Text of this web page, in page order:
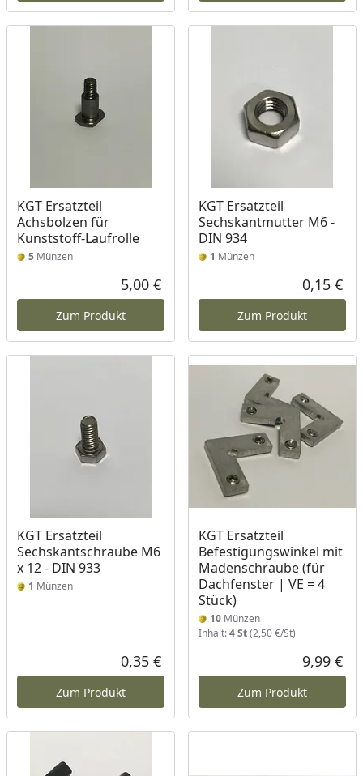
KGT Ersatzteil
Achsbolzen für
Kunststoff-Laufrolle
5 Münzen
Aktueller Preis
5,00 €
Zum Produkt
KGT Ersatzteil
Sechskantmutter M6 -
DIN 934
1 Münzen
0,15 €
Zum Produkt
KGT Ersatzteil
Sechskantschraube M6
x 12 - DIN 933
1 Münzen
Aktueller Preis
0,35 €
Zum Produkt
KGT Ersatzteil
Befestigungswinkel mit
Madenschraube (für
Dachfenster | VE = 4
Stück)
10Münzen
Inhalt:4 St(2,50 €/St)
9,99 €
Zum Produkt